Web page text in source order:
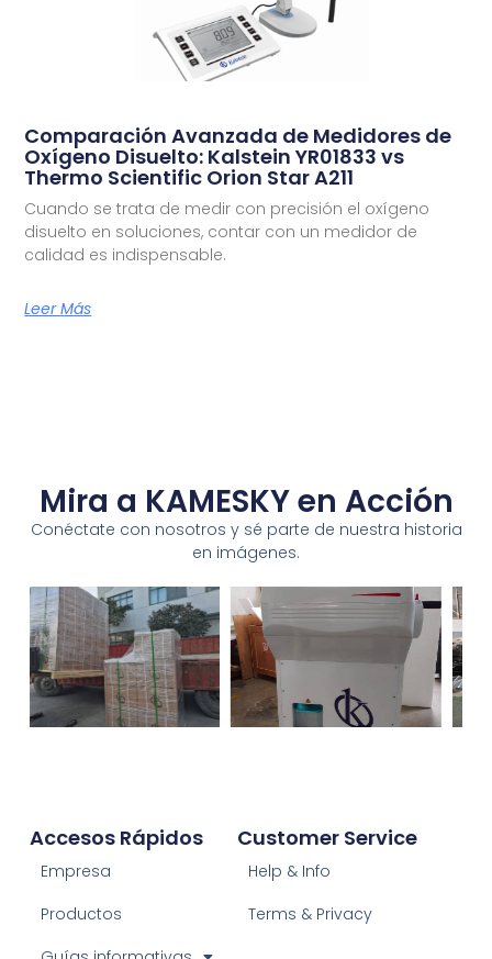
Comparación Avanzada de Medidores de
Oxígeno Disuelto: Kalstein YR01833 vs
Thermo Scientific Orion Star A211
Cuando se trata de medir con precisión el oxígeno
disuelto en soluciones, contar con un medidor de
calidad es indispensable.
Leer Más
Mira a KAMESKY en Acción
Conéctate con nosotros y sé parte de nuestra historia
en imágenes.
Customer Service
Help & Info
Terms & Privacy
Accesos Rápidos
Empresa
Productos